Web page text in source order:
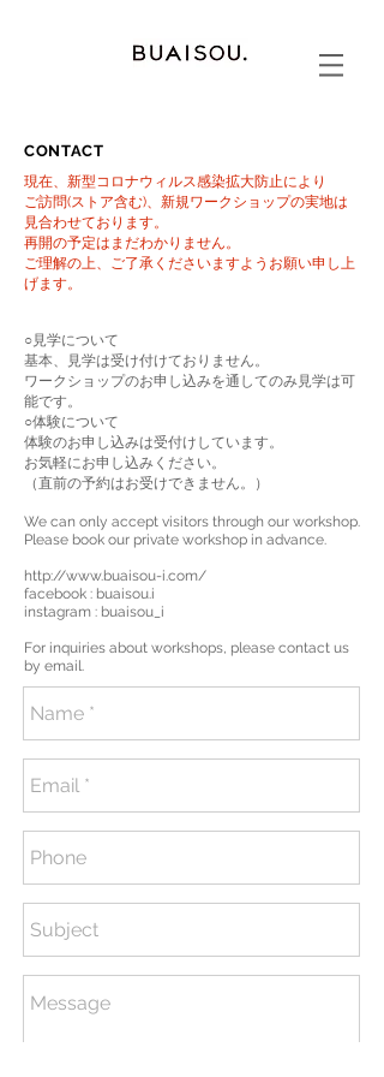
CONTACT
現在、新型コロナウィルス感染拡大防止により
ご訪問(ストア含む)、新規ワークショップの実地は
見合わせております。
再開の予定はまだわかりません。
ご理解の上、ご了承くださいますようお願い申し上
げます。
○見学について
基本、見学は受け付けておりません。
ワークショップのお申し込みを通してのみ見学は可
能です。
○体験について
体験のお申し込みは受付けしています。
お気軽にお申し込みください。
（直前の予約はお受けできません。）
We can only accept visitors through our workshop.
Please book our private workshop in advance.
http://www.buaisou-i.com/
facebook : buaisou.i
instagram : buaisou_i
For inquiries about workshops, please contact us
by email.